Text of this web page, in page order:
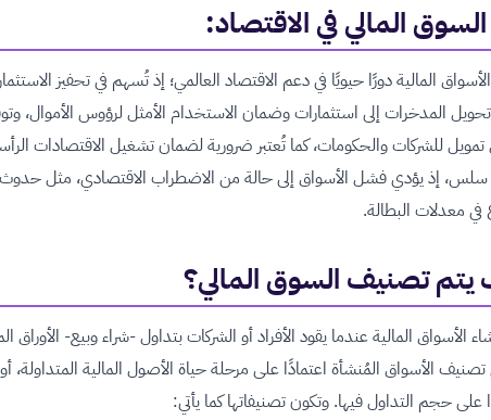
المالي في الاقتصاد:
المالية دورًا حيويًا في دعم الاقتصاد العالمي؛ إذ تُسهم في تحفيز
المدخرات إلى استثمارات وضمان الاستخدام الأمثل لرؤوس الأموال،
للشركات والحكومات، كما تُعتبر ضرورية لضمان تشغيل الاقتصادات
إذ يؤدي فشل الأسواق إلى حالة من الاضطراب الاقتصادي، مثل حدوث
في معدلات البطالة.
يتم تصنيف السوق المالي؟
الأسواق المالية عندما يقود الأفراد أو الشركات بتداول -شراء وبيع- الأوراق
الأسواق المُنشأة اعتمادًا على مرحلة حياة الأصول المالية المتداولة، أو
على حجم التداول فيها. وتكون تصنيفاتها كما يأتي: